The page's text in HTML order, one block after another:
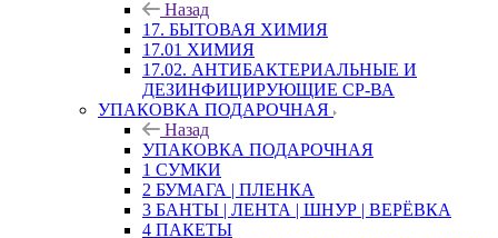
Назад
17. БЫТОВАЯ ХИМИЯ
17.01 ХИМИЯ
17.02. АНТИБАКТЕРИАЛЬНЫЕ И
ДЕЗИНФИЦИРУЮЩИЕ СР-ВА
УПАКОВКА ПОДАРОЧНАЯ
Назад
УПАКОВКА ПОДАРОЧНАЯ
1 СУМКИ
2 БУМАГА | ПЛЕНКА
3 БАНТЫ | ЛЕНТА | ШНУР | ВЕРЁВКА
4 ПАКЕТЫ